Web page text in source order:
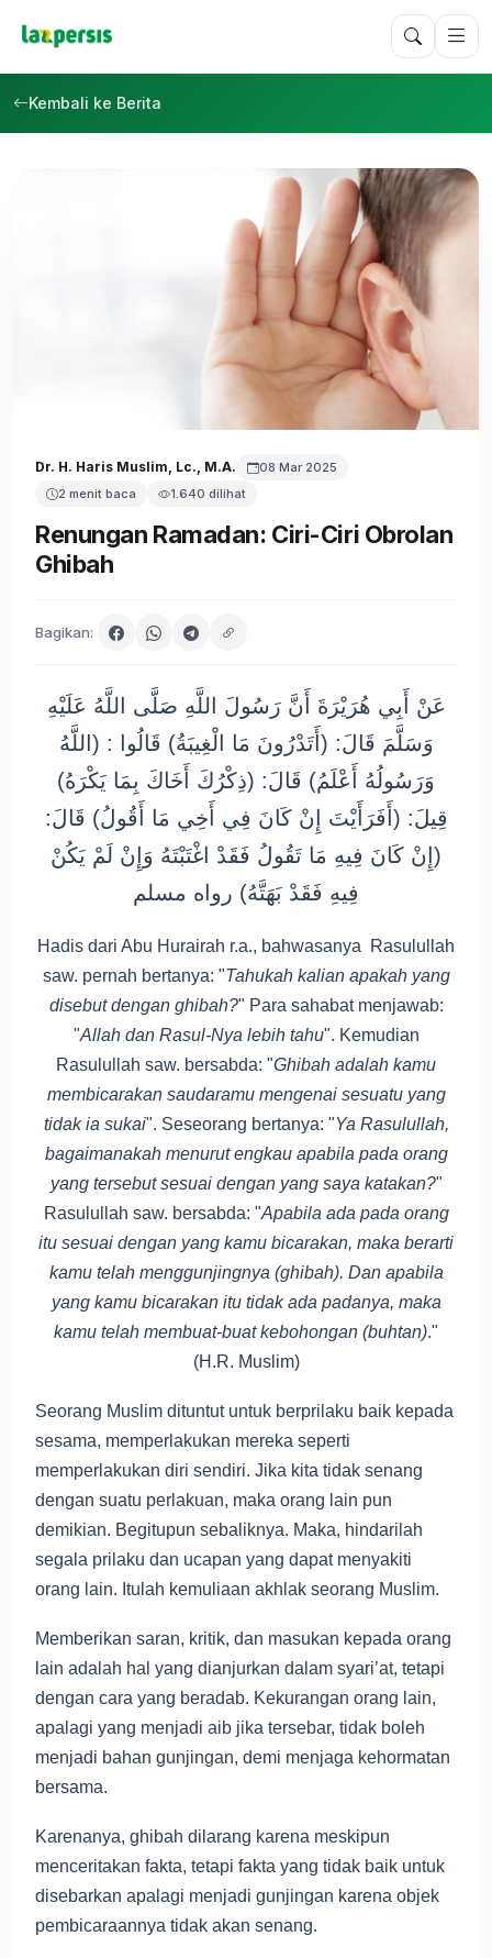
Kembali ke Berita
Dr. H. Haris Muslim, Lc., M.A.
08 Mar 2025
2 menit baca
1.640 dilihat
Renungan Ramadan: Ciri-Ciri Obrolan
Ghibah
Bagikan:
عَنْ أَبِي هُرَيْرَةَ أَنَّ رَسُولَ اللَّهِ صَلَّى اللَّهُ عَلَيْهِ
وَسَلَّمَ قَالَ: (أَتَدْرُونَ مَا الْغِيبَةُ) قَالُوا : (اللَّهُ
وَرَسُولُهُ أَعْلَمُ) قَالَ: (ذِكْرُكَ أَخَاكَ بِمَا يَكْرَهُ)
قِيلَ: (أَفَرَأَيْتَ إِنْ كَانَ فِي أَخِي مَا أَقُولُ) قَالَ:
(إِنْ كَانَ فِيهِ مَا تَقُولُ فَقَدْ اغْتَبْتَهُ وَإِنْ لَمْ يَكُنْ
فِيهِ فَقَدْ بَهَتَّهُ) رواه مسلم
Hadis dari Abu Hurairah r.a., bahwasanya Rasulullah
saw. pernah bertanya: "Tahukah kalian apakah yang
disebut dengan ghibah?" Para sahabat menjawab:
"Allah dan Rasul-Nya lebih tahu". Kemudian
Rasulullah saw. bersabda: "Ghibah adalah kamu
membicarakan saudaramu mengenai sesuatu yang
tidak ia sukai". Seseorang bertanya: "Ya Rasulullah,
bagaimanakah menurut engkau apabila pada orang
yang tersebut sesuai dengan yang saya katakan?"
Rasulullah saw. bersabda: "Apabila ada pada orang
itu sesuai dengan yang kamu bicarakan, maka berarti
kamu telah menggunjingnya (ghibah). Dan apabila
yang kamu bicarakan itu tidak ada padanya, maka
kamu telah membuat-buat kebohongan (buhtan)."
(H.R. Muslim)
Seorang Muslim dituntut untuk berprilaku baik kepada
sesama, memperlakukan mereka seperti
memperlakukan diri sendiri. Jika kita tidak senang
dengan suatu perlakuan, maka orang lain pun
demikian. Begitupun sebaliknya. Maka, hindarilah
segala prilaku dan ucapan yang dapat menyakiti
orang lain. Itulah kemuliaan akhlak seorang Muslim.
Memberikan saran, kritik, dan masukan kepada orang
lain adalah hal yang dianjurkan dalam syari’at, tetapi
dengan cara yang beradab. Kekurangan orang lain,
apalagi yang menjadi aib jika tersebar, tidak boleh
menjadi bahan gunjingan, demi menjaga kehormatan
bersama.
Karenanya, ghibah dilarang karena meskipun
menceritakan fakta, tetapi fakta yang tidak baik untuk
disebarkan apalagi menjadi gunjingan karena objek
pembicaraannya tidak akan senang.